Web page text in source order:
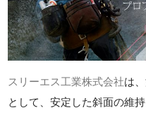
スリーエス工業株式会社は
として、安定した斜面の維